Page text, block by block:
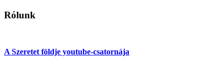
Rólunk
A Szeretet földje youtube-csatornája